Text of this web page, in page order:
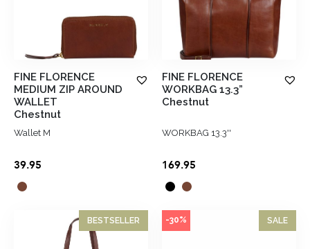
FINE FLORENCE
MEDIUM ZIP AROUND
WALLET
Chestnut
Wallet M
39.95
FINE FLORENCE
WORKBAG 13.3”
Chestnut
WORKBAG 13.3''
169.95
BESTSELLER SALE
-30%